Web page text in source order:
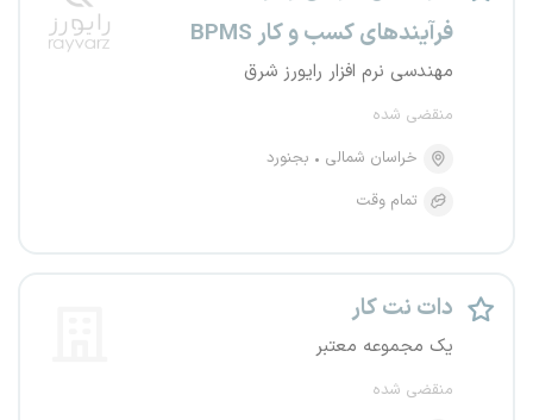
فرآیندهای کسب و کار BPMS
مهندسی نرم افزار رایورز شرق
منقضی شده
خراسان شمالی
بجنورد
تمام وقت
دات نت کار
یک مجموعه معتبر
منقضی شده